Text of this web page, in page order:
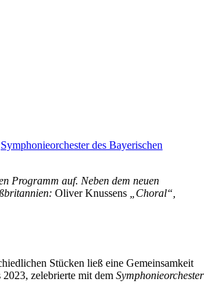
Symphonieorchester des Bayerischen
Programm auf. Neben dem neuen
Oliver Knussens „Choral“,
Stücken ließ eine Gemeinsamkeit
2023, zelebrierte mit dem Symphonieorchester